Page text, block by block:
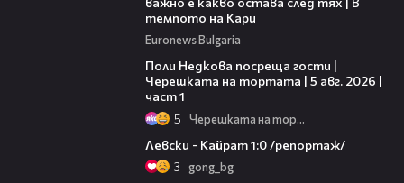
темпото на Кари
Euronews Bulgaria
Поли Недкова посреща гости |
Черешката на тортата | 5 авг. 2026 |
част 1
5 Черешката на тортата
Левски - Кайрат 1:0 /репортаж/
3 gong_bg